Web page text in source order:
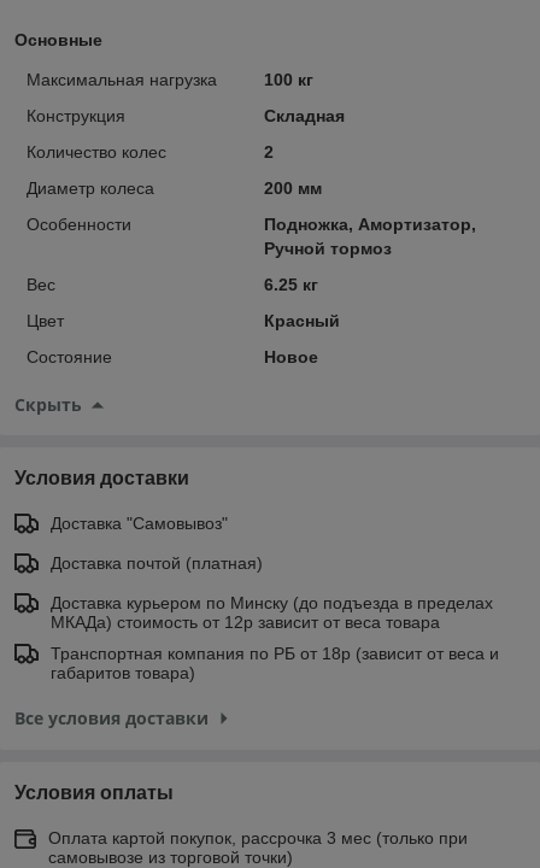
Основные
Максимальная нагрузка
100 кг
Конструкция
Складная
Количество колес
2
Диаметр колеса
200 мм
Особенности
Подножка, Амортизатор,
Ручной тормоз
Вес
6.25 кг
Цвет
Красный
Состояние
Новое
Скрыть
Условия доставки
Доставка "Самовывоз"
Доставка почтой (платная)
Доставка курьером по Минску (до подъезда в пределах
МКАДа) стоимость от 12р зависит от веса товара
Транспортная компания по РБ от 18р (зависит от веса и
габаритов товара)
Все условия доставки
Условия оплаты
Оплата картой покупок, рассрочка 3 мес (только при
самовывозе из торговой точки)